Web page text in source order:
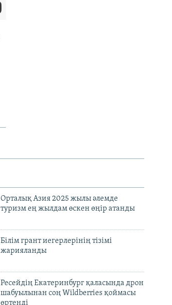
Орталық Азия 2025 жылы әлемде
туризм ең жылдам өскен өңір атанды
Білім грант иегерлерінің тізімі
жарияланды
Ресейдің Екатеринбург қаласында дрон
шабуылынан соң Wildberries қоймасы
өртенді